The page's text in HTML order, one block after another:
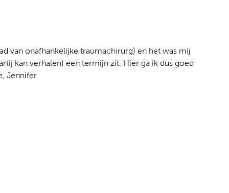
van onafhankelijke traumachirurg) en het was mij
kan verhalen) een termijn zit. Hier ga ik dus goed
Jennifer